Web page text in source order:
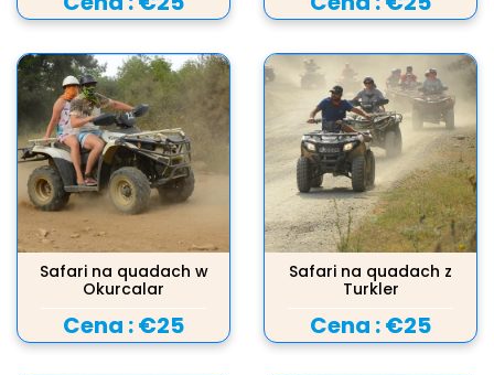
Safari na quadach w
Okurcalar
Cena :€25
Safari na quadach z
Turkler
Cena :€25